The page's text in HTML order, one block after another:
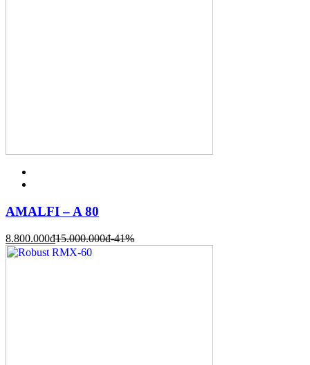
AMALFI – A 80
8.800.000đ15.000.000đ-41%